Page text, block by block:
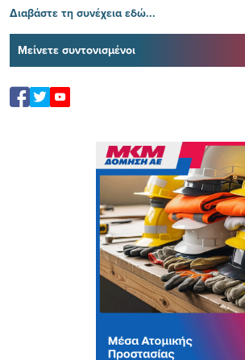
Διαβάστε τη συνέχεια εδώ...
Μείνετε συντονισμένοι